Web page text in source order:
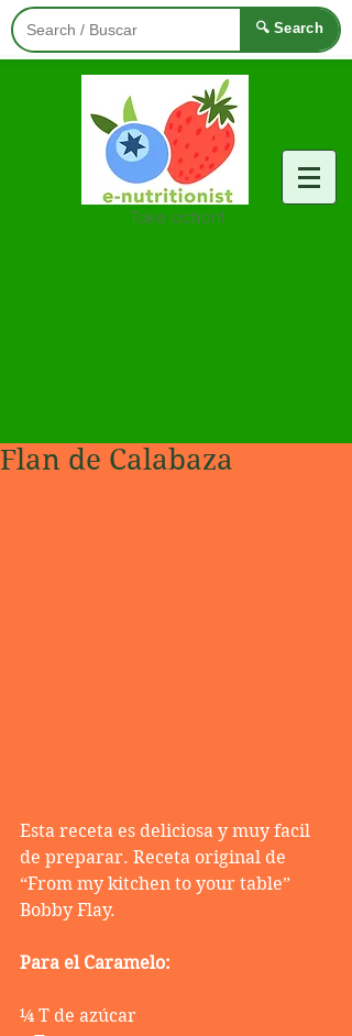
🔍 Search
Take action!
Flan de Calabaza
Esta receta es deliciosa y muy facil
de preparar. Receta original de
“From my kitchen to your table”
Bobby Flay.
Para el Caramelo:
¼ T de azúcar